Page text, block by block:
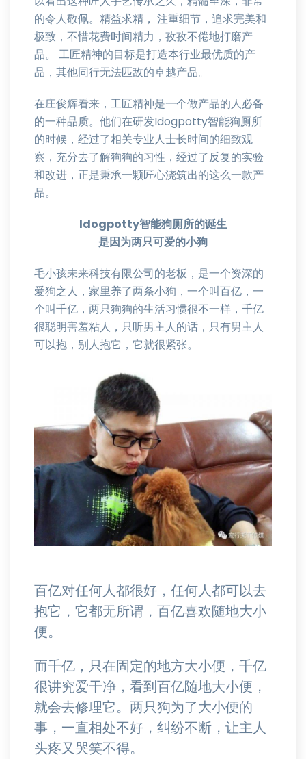
的令人敬佩。精益求精， 注重细节，追求完美和
极致，不惜花费时间精力，孜孜不倦地打磨产
品。 工匠精神的目标是打造本行业最优质的产
品，其他同行无法匹敌的卓越产品。
在庄俊辉看来，工匠精神是一个做产品的人必备
的一种品质。他们在研发Idogpotty智能狗厕所
的时候，经过了相关专业人士长时间的细致观
察，充分去了解狗狗的习性，经过了反复的实验
和改进，正是秉承一颗匠心浇筑出的这么一款产
品。
Idogpotty智能狗厕所的诞生
是因为两只可爱的小狗
毛小孩未来科技有限公司的老板，是一个资深的
爱狗之人，家里养了两条小狗，一个叫百亿，一
个叫千亿，两只狗狗的生活习惯很不一样，千亿
很聪明害羞粘人，只听男主人的话，只有男主人
可以抱，别人抱它，它就很紧张。
百亿对任何人都很好，任何人都可以去
抱它，它都无所谓，百亿喜欢随地大小
便。
而千亿，只在固定的地方大小便，千亿
很讲究爱干净，看到百亿随地大小便，
就会去修理它。两只狗为了大小便的
事，一直相处不好，纠纷不断，让主人
头疼又哭笑不得。